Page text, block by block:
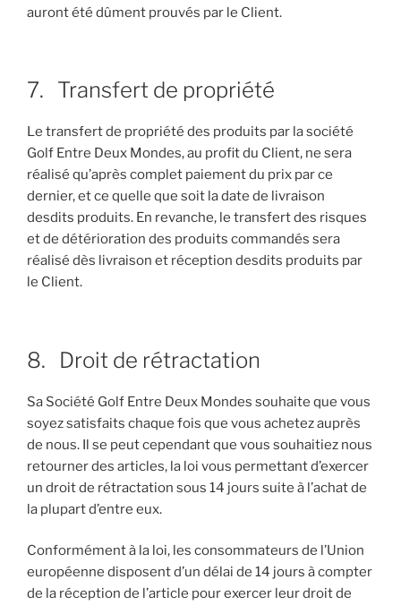
auront été dûment prouvés par le Client.
7. Transfert de propriété
Le transfert de propriété des produits par la société
Golf Entre Deux Mondes, au profit du Client, ne sera
réalisé qu’après complet paiement du prix par ce
dernier, et ce quelle que soit la date de livraison
desdits produits. En revanche, le transfert des risques
et de détérioration des produits commandés sera
réalisé dès livraison et réception desdits produits par
le Client.
8. Droit de rétractation
Sa Société Golf Entre Deux Mondes souhaite que vous
soyez satisfaits chaque fois que vous achetez auprès
de nous. Il se peut cependant que vous souhaitiez nous
retourner des articles, la loi vous permettant d’exercer
un droit de rétractation sous 14 jours suite à l’achat de
la plupart d’entre eux.
Conformément à la loi, les consommateurs de l’Union
européenne disposent d’un délai de 14 jours à compter
de la réception de l’article pour exercer leur droit de